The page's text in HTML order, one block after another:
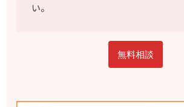
い。